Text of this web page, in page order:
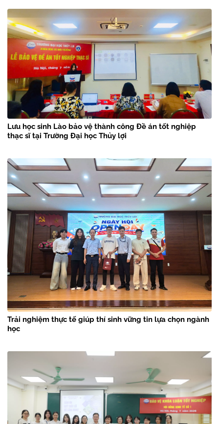
Lưu học sinh Lào bảo vệ thành công Đề án tốt nghiệp
thạc sĩ tại Trường Đại học Thủy lợi
Trải nghiệm thực tế giúp thí sinh vững tin lựa chọn ngành
học